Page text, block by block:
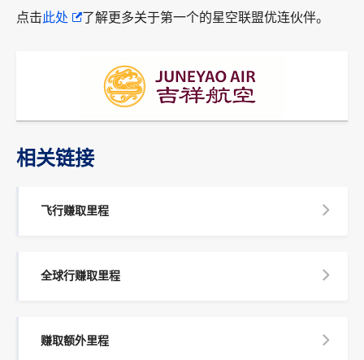
点击此处 了解更多关于第一个的星空联盟优连伙伴。
相关链接
飞行赚取里程
全球行赚取里程
赚取额外里程